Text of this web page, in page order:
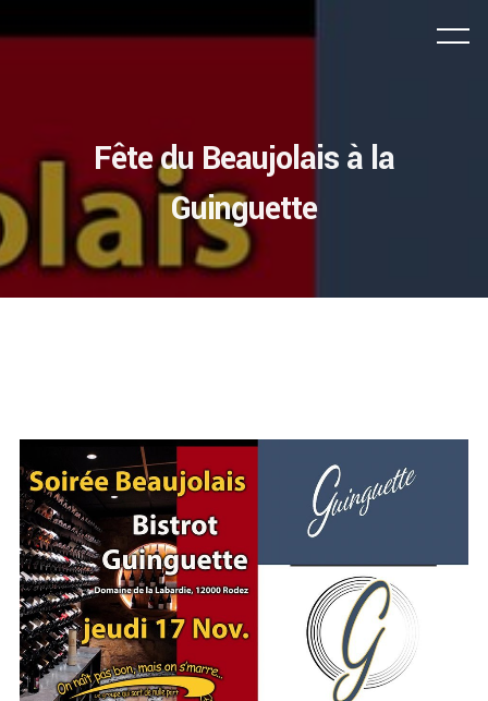
Fête du Beaujolais à la
Guinguette